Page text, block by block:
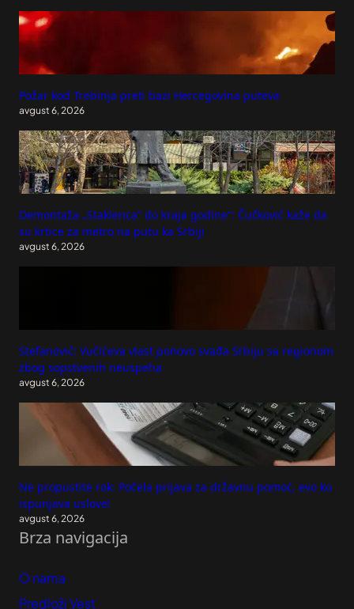
Požar kod Trebinja preti bazi Hercegovina puteva
avgust 6, 2026
Demontaža „Staklenca“ do kraja godine“: Čučković kaže da
su krtice za metro na putu ka Srbiji
avgust 6, 2026
Stefanović: Vučićeva vlast ponovo svađa Srbiju sa regionom
zbog sopstvenih neuspeha
avgust 6, 2026
Ne propustite rok: Počela prijava za državnu pomoć, evo ko
ispunjava uslove!
avgust 6, 2026
Brza navigacija
O nama
Predloži Vest